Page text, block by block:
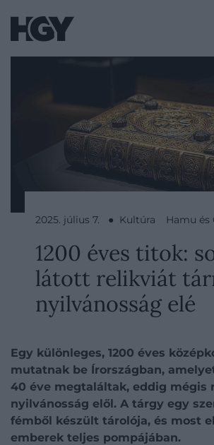
2025. július 7. ● Kultúra Hamu és
1200 éves titok:
látott relikviát
nyilvánosság elé
Egy különleges, 1200 éves
mutatnak be Írországban,
40 éve megtaláltak, eddig mégis
nyilvánosság elől. A tárgy egy
fémből készült tárolója, és most
emberek teljes pompájában.